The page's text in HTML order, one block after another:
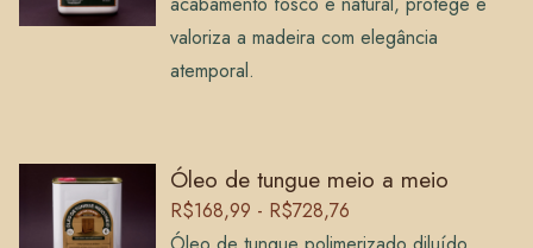
valoriza a madeira com elegância
atemporal.
Óleo de tungue meio a meio
R$168,99 - R$728,76